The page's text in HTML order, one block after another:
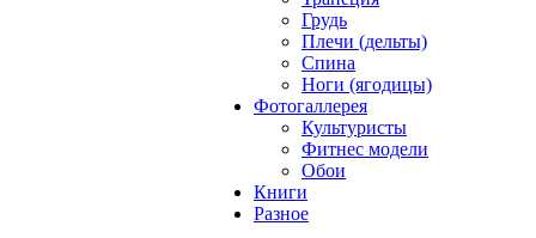
Грудь
Плечи (дельты)
Спина
Ноги (ягодицы)
Фотогаллерея
Культуристы
Фитнес модели
Обои
Книги
Разное